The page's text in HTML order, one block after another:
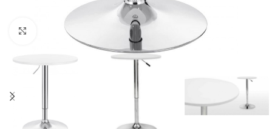
Click to enlarge